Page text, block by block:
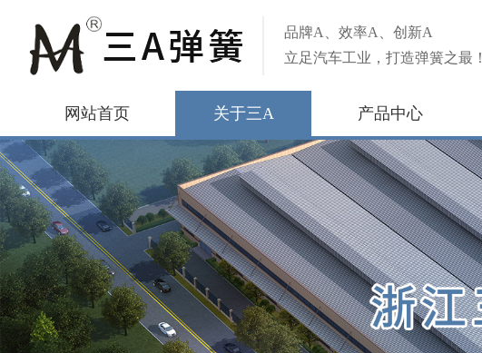
品牌A、效率A、创新A
立足汽车工业，打造弹簧之最！
网站首页 关于三A 产品中心